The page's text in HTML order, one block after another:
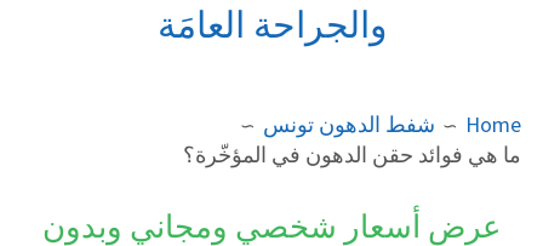
والجراحة العامَة
Home
شفط الدهون تونس
ما هي فوائد حقن الدهون في المؤخّرة؟
عرض أسعار شخصي ومجاني وبدون